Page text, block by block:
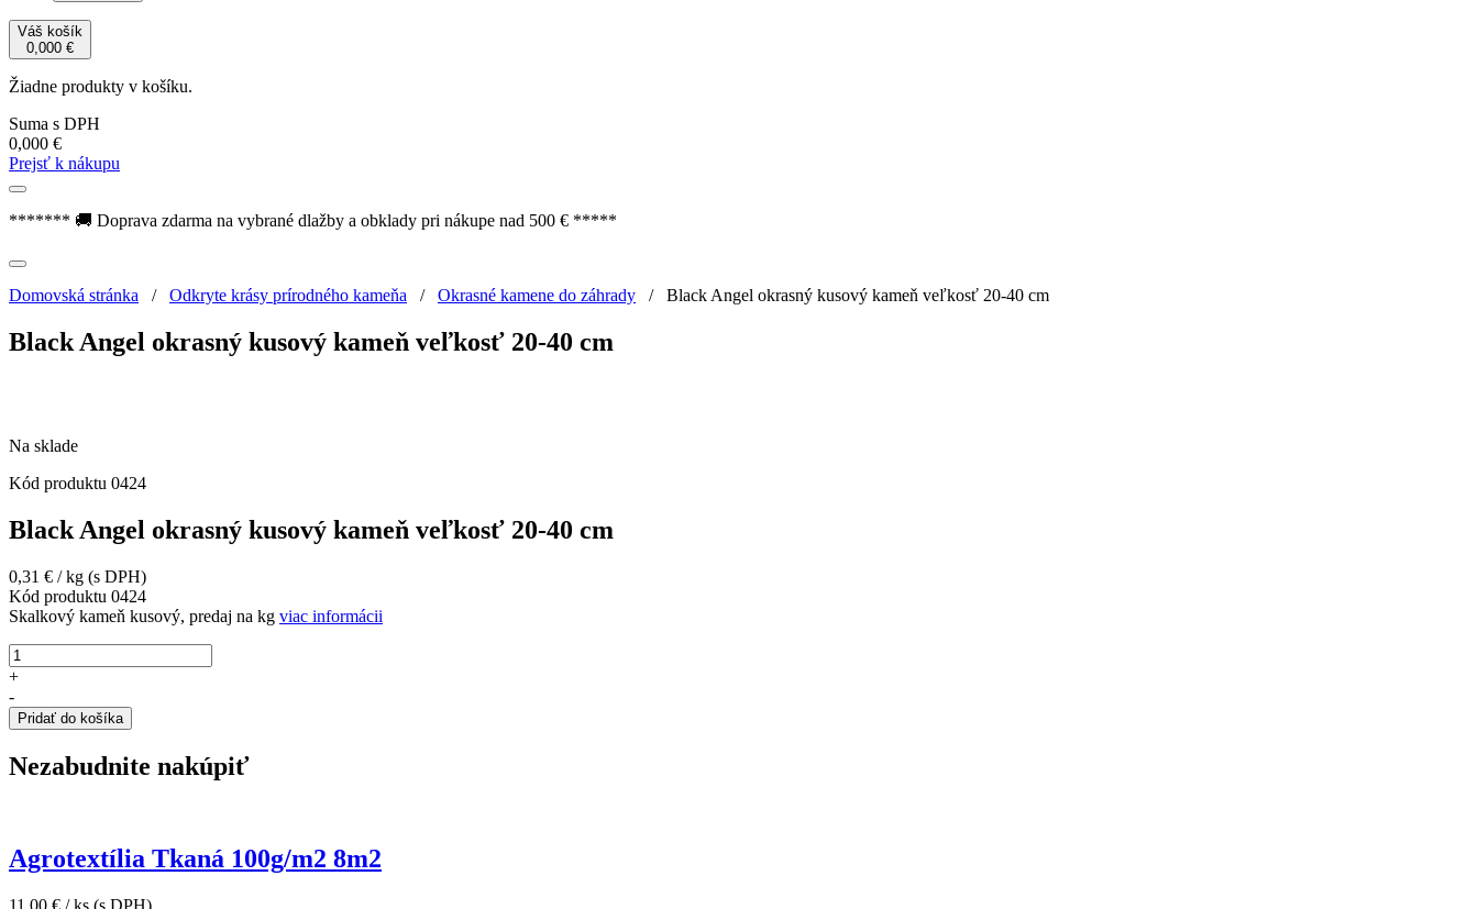
Váš košík
0,000 €
Žiadne produkty v košíku.
Suma s DPH
0,000 €
Prejsť k nákupu
******* 🚚 Doprava zdarma na vybrané dlažby a obklady pri nákupe nad 500 € *****
Domovská stránka / Odkryte krásy prírodného kameňa / Okrasné kamene do záhrady / Black Angel okrasný kusový kameň veľkosť 20-40 cm
Black Angel okrasný kusový kameň veľkosť 20-40 cm
Na sklade
Kód produktu 0424
Black Angel okrasný kusový kameň veľkosť 20-40 cm
0,31 € / kg (s DPH)
Kód produktu 0424
Skalkový kameň kusový, predaj na kg viac informácii
množstvo
Black
okrasný
kusový
veľkosť
+
-
Pridať do košíka
Nezabudnite nakúpiť
Agrotextília Tkaná 100g/m2 8m2